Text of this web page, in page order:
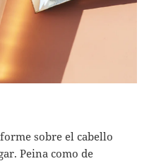
sobre el cabello
Peina como de